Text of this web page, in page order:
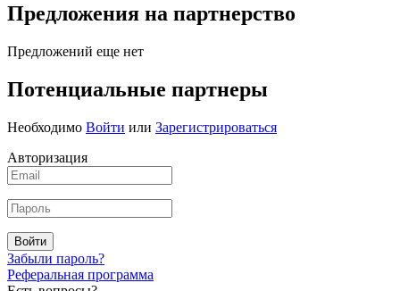
Предложения на партнерство
Предложений еще нет
Потенциальные партнеры
Необходимо Войти или Зарегистрироваться
Авторизация
Войти
Забыли пароль?
Реферальная программа